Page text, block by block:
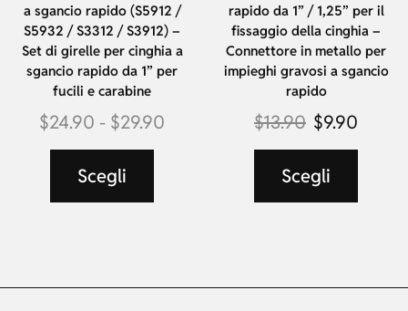
a sgancio rapido (S5912 /
S5932 / S3312 / S3912) –
Set di girelle per cinghia a
sgancio rapido da 1” per
fucili e carabine
$24.90 - $29.90
Scegli
rapido da 1” / 1,25” per il
fissaggio della cinghia –
Connettore in metallo per
impieghi gravosi a sgancio
rapido
$13.90 $9.90
Scegli